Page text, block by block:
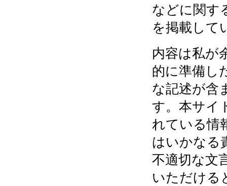
などに関す
を掲載して
内容は私が
的に準備し
な記述が含
す。本サイ
れている情
はいかなる
不適切な文
いただける